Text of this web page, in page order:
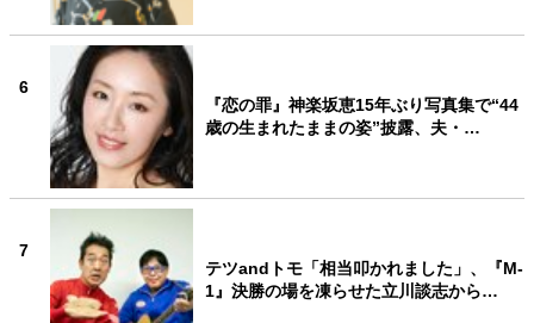
6
『恋の罪』神楽坂恵15年ぶり写真集で“44
歳の生まれたままの姿”披露、夫・…
7
テツandトモ「相当叩かれました」、『M-
1』決勝の場を凍らせた立川談志から…